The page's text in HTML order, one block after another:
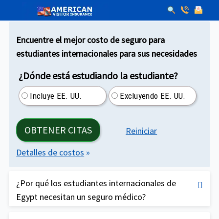
Encuentre el mejor costo de seguro para
estudiantes internacionales para sus necesidades
¿Dónde está estudiando la estudiante?
Incluye EE. UU. Excluyendo EE. UU.
OBTENER CITAS
Reiniciar
Detalles de costos »
¿Por qué los estudiantes internacionales de
Egypt necesitan un seguro médico?